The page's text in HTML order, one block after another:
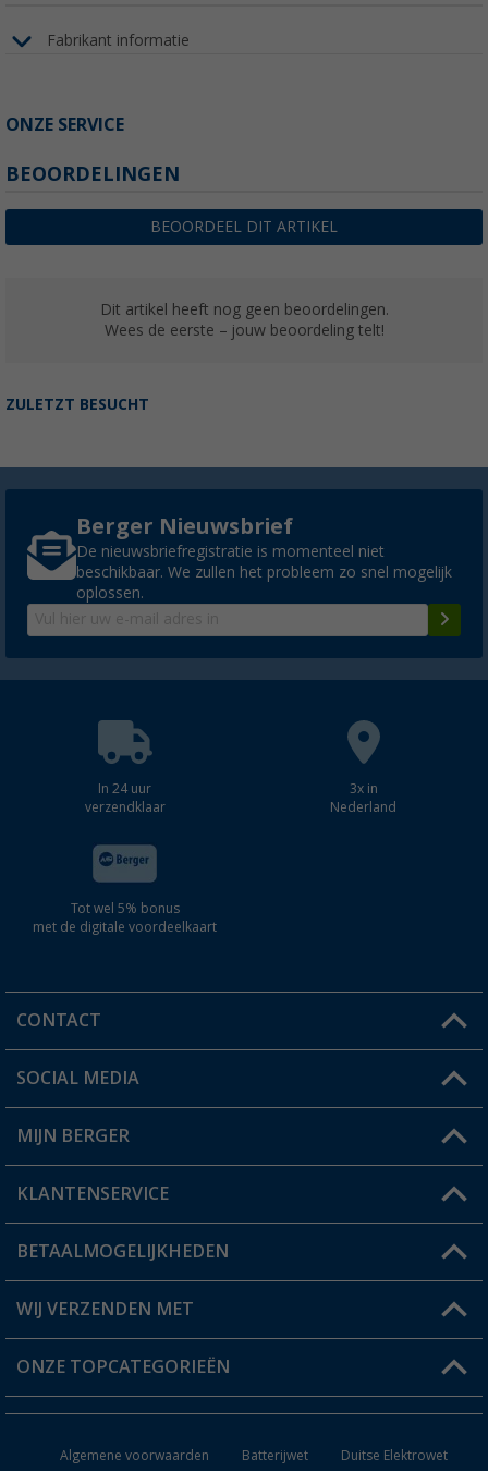
Fabrikant informatie
ONZE SERVICE
BEOORDELINGEN
BEOORDEEL DIT ARTIKEL
Dit artikel heeft nog geen beoordelingen.
Wees de eerste – jouw beoordeling telt!
ZULETZT BESUCHT
Berger Nieuwsbrief
De nieuwsbriefregistratie is momenteel niet
beschikbaar. We zullen het probleem zo snel mogelijk
oplossen.
In 24 uur
verzendklaar
3x in
Nederland
Tot wel 5% bonus
met de digitale voordeelkaart
CONTACT
Een vraag?
Winkel vinden
SOCIAL MEDIA
MIJN BERGER
Mijn account
Status bestelling
Verlanglijstje
KLANTENSERVICE
FAQ & Contact
Verzendinformatie
Catalogus
BETAALMOGELIJKHEDEN
WIJ VERZENDEN MET
ONZE TOPCATEGORIEËN
Algemene voorwaarden Batterijwet Duitse Elektrowet